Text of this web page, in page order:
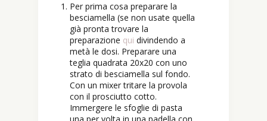
Per prima cosa preparare la
besciamella (se non usate quella
già pronta trovare la
preparazione qui divindendo a
metà le dosi. Preparare una
teglia quadrata 20x20 con uno
strato di besciamella sul fondo.
Con un mixer tritare la provola
con il prosciutto cotto.
Immergere le sfoglie di pasta